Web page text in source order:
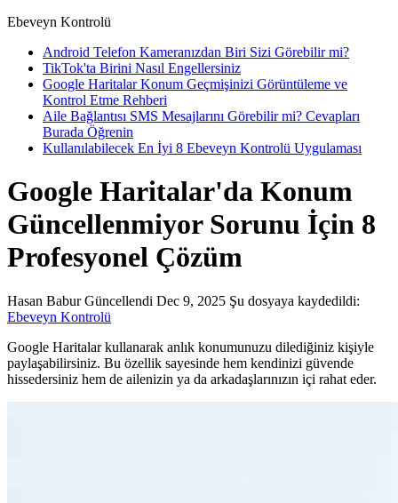
Ebeveyn Kontrolü
Android Telefon Kameranızdan Biri Sizi Görebilir mi?
TikTok'ta Birini Nasıl Engellersiniz
Google Haritalar Konum Geçmişinizi Görüntüleme ve
Kontrol Etme Rehberi
Aile Bağlantısı SMS Mesajlarını Görebilir mi? Cevapları
Burada Öğrenin
Kullanılabilecek En İyi 8 Ebeveyn Kontrolü Uygulaması
Google Haritalar'da Konum
Güncellenmiyor Sorunu İçin 8
Profesyonel Çözüm
Hasan BaburGüncellendi Dec 9, 2025 Şu dosyaya kaydedildi:
Ebeveyn Kontrolü
Google Haritalar kullanarak anlık konumunuzu dilediğiniz kişiyle
paylaşabilirsiniz. Bu özellik sayesinde hem kendinizi güvende
hissedersiniz hem de ailenizin ya da arkadaşlarınızın içi rahat eder.